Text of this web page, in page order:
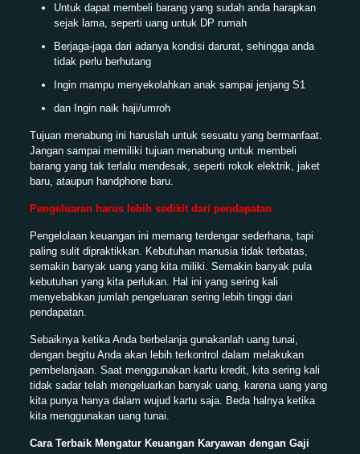
Untuk dapat membeli barang yang sudah anda harapkan
sejak lama, seperti uang untuk DP rumah
Berjaga-jaga dari adanya kondisi darurat, sehingga anda
tidak perlu berhutang
Ingin mampu menyekolahkan anak sampai jenjang S1
dan Ingin naik haji/umroh
Tujuan menabung ini haruslah untuk sesuatu yang bermanfaat.
Jangan sampai memiliki tujuan menabung untuk membeli
barang yang tak terlalu mendesak, seperti rokok elektrik, jaket
baru, ataupun handphone baru.
Pengeluaran harus lebih sedikit dari pendapatan
Pengelolaan keuangan ini memang terdengar sederhana, tapi
paling sulit dipraktikkan. Kebutuhan manusia tidak terbatas,
semakin banyak uang yang kita miliki. Semakin banyak pula
kebutuhan yang kita perlukan. Hal ini yang sering kali
menyebabkan jumlah pengeluaran sering lebih tinggi dari
pendapatan.
Sebaiknya ketika Anda berbelanja gunakanlah uang tunai,
dengan begitu Anda akan lebih terkontrol dalam melakukan
pembelanjaan. Saat menggunakan kartu kredit, kita sering kali
tidak sadar telah mengeluarkan banyak uang, karena uang yang
kita punya hanya dalam wujud kartu saja. Beda halnya ketika
kita menggunakan uang tunai.
Cara Terbaik Mengatur Keuangan Karyawan dengan Gaji